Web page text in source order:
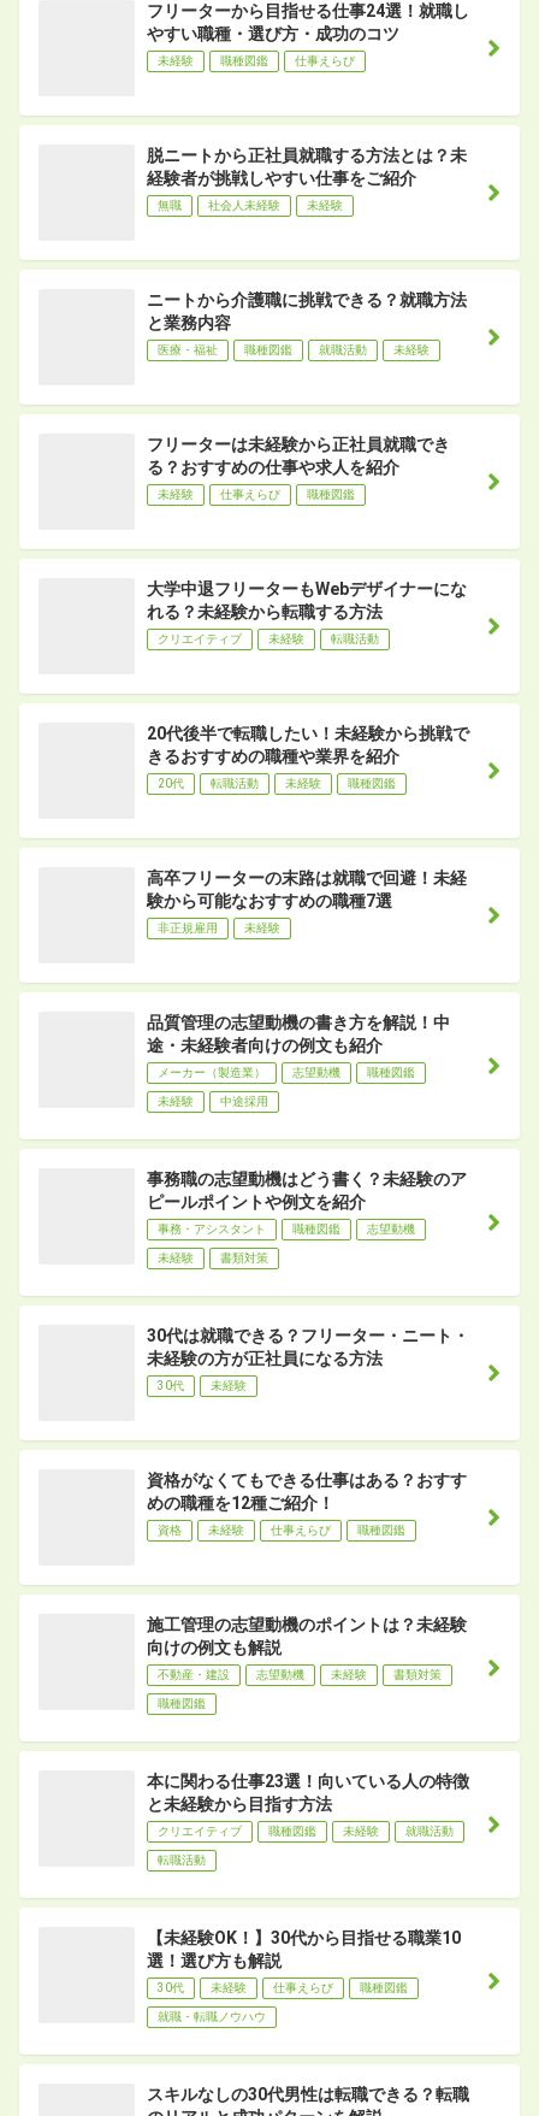
フリーターから目指せる仕事24選！就職し
やすい職種・選び方・成功のコツ
未経験 職種図鑑 仕事えらび
脱ニートから正社員就職する方法とは？未
経験者が挑戦しやすい仕事をご紹介
無職 社会人未経験 未経験
ニートから介護職に挑戦できる？就職方法
と業務内容
医療・福祉 職種図鑑 就職活動 未経験
フリーターは未経験から正社員就職でき
る？おすすめの仕事や求人を紹介
未経験 仕事えらび 職種図鑑
大学中退フリーターもWebデザイナーにな
れる？未経験から転職する方法
クリエイティブ 未経験 転職活動
20代後半で転職したい！未経験から挑戦で
きるおすすめの職種や業界を紹介
20代 転職活動 未経験 職種図鑑
高卒フリーターの末路は就職で回避！未経
験から可能なおすすめの職種7選
非正規雇用 未経験
品質管理の志望動機の書き方を解説！中
途・未経験者向けの例文も紹介
メーカー（製造業） 志望動機 職種図鑑
未経験 中途採用
事務職の志望動機はどう書く？未経験のア
ピールポイントや例文を紹介
事務・アシスタント 職種図鑑 志望動機
未経験 書類対策
30代は就職できる？フリーター・ニート・
未経験の方が正社員になる方法
30代 未経験
資格がなくてもできる仕事はある？おすす
めの職種を12種ご紹介！
資格 未経験 仕事えらび 職種図鑑
施工管理の志望動機のポイントは？未経験
向けの例文も解説
不動産・建設 志望動機 未経験 書類対策
職種図鑑
本に関わる仕事23選！向いている人の特徴
と未経験から目指す方法
クリエイティブ 職種図鑑 未経験 就職活動
転職活動
【未経験OK！】30代から目指せる職業10
選！選び方も解説
30代 未経験 仕事えらび 職種図鑑
就職・転職ノウハウ
スキルなしの30代男性は転職できる？転職